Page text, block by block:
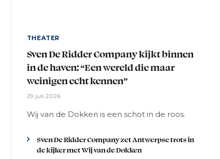
THEATER
Sven De Ridder Company kijkt binnen
in de haven: “Een wereld die maar
weinigen echt kennen”
29 juli 2026
Wij van de Dokken is een schot in de roos.
Sven De Ridder Company zet Antwerpse trots in
de kijker met Wij van de Dokken